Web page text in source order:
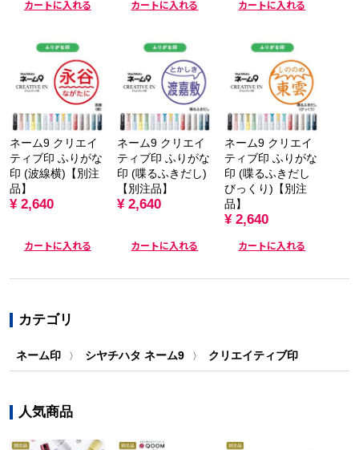
カートに入れる カートに入れる カートに入れる
ネーム9 クリエイ
ティブ印 ふりがな
印 (波線横)【別注
品】
¥ 2,640
カートに入れる
ネーム9 クリエイ
ティブ印 ふりがな
印 (喋るふきだし)
【別注品】
¥ 2,640
カートに入れる
ネーム9 クリエイ
ティブ印 ふりがな
印 (喋るふきだし
びっくり)【別注
品】
¥ 2,640
カートに入れる
カテゴリ
ネーム印 〉 シヤチハタ ネーム9 〉 クリエイティブ印
人気商品